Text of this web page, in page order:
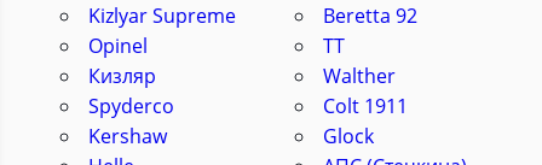
Kizlyar Supreme
Opinel
Кизляр
Spyderco
Kershaw
Beretta 92
ТТ
Walther
Colt 1911
Glock